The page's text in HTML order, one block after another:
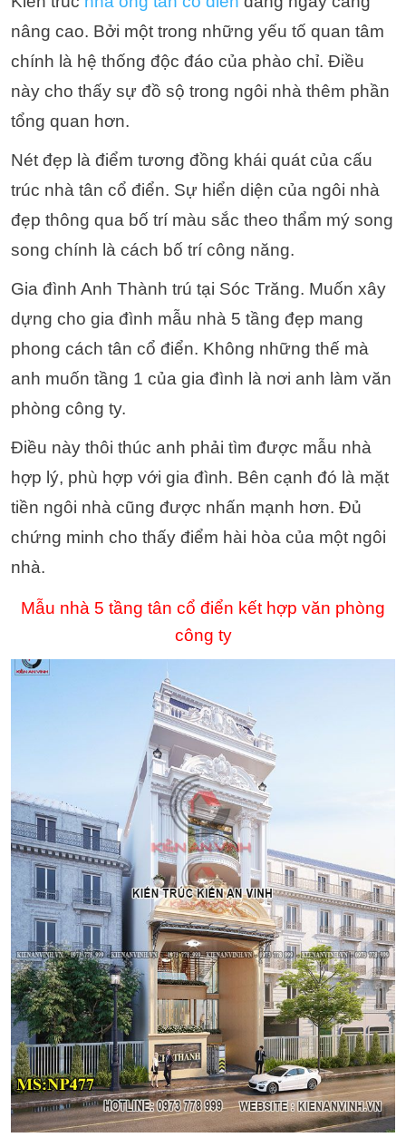
nâng cao. Bởi một trong những yếu tố quan tâm
chính là hệ thống độc đáo của phào chỉ. Điều
này cho thấy sự đồ sộ trong ngôi nhà thêm phần
tổng quan hơn.
Nét đẹp là điểm tương đồng khái quát của cấu
trúc nhà tân cổ điển. Sự hiển diện của ngôi nhà
đẹp thông qua bố trí màu sắc theo thẩm mý song
song chính là cách bố trí công năng.
Gia đình Anh Thành trú tại Sóc Trăng. Muốn xây
dựng cho gia đình mẫu nhà 5 tầng đẹp mang
phong cách tân cổ điển. Không những thế mà
anh muốn tầng 1 của gia đình là nơi anh làm văn
phòng công ty.
Điều này thôi thúc anh phải tìm được mẫu nhà
hợp lý, phù hợp với gia đình. Bên cạnh đó là mặt
tiền ngôi nhà cũng được nhấn mạnh hơn. Đủ
chứng minh cho thấy điểm hài hòa của một ngôi
nhà.
Mẫu nhà 5 tầng tân cổ điển kết hợp văn phòng
công ty